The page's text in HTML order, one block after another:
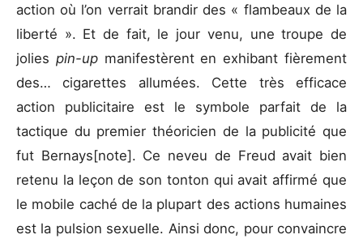
action où l’on verrait brandir des « flambeaux de la
liberté ». Et de fait, le jour venu, une troupe de
jolies pin-up manifestèrent en exhibant fièrement
des… cigarettes allumées. Cette très efficace
action publicitaire est le symbole parfait de la
tactique du premier théoricien de la publicité que
fut Bernays[note]. Ce neveu de Freud avait bien
retenu la leçon de son tonton qui avait affirmé que
le mobile caché de la plupart des actions humaines
est la pulsion sexuelle. Ainsi donc, pour convaincre